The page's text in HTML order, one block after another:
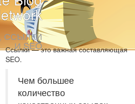
ССЫЛКИ
И SEO
Ссылки — это важная составляющая
SEO.
Чем большее
количество